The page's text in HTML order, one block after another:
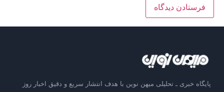
پایگاه خبری ـ تحلیلی میهن نوین با هدف انتشار سریع و دقیق اخبار روز